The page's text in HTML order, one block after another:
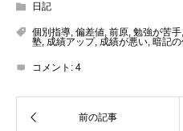
日記
個別指導, 偏差値, 前原, 勉強が苦手,
塾, 成績アップ, 成績が悪い, 暗記
コメント: 4